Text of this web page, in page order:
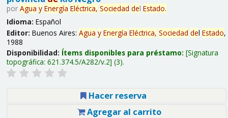
por Agua y Energía Eléctrica, Sociedad del Estado.
Idioma: Español
Editor: Buenos Aires: Agua y Energía Eléctrica, Sociedad del Estado,
1988
Disponibilidad: Ítems disponibles para préstamo: Signatura
topográfica: 621.374.5/A282/v.2 (3).
Hacer reserva
Agregar al carrito